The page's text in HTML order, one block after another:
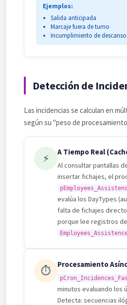
Ejemplos:
Salida anticipada
Marcaje fuera de turno
Incumplimiento de
Detección de
Las incidencias se calculan en
según su "peso de
⚡
A Tiempo Real
Al consultar pantallas
insertar fichajes, el
evalúa los DayTypes
falta de fichajes
porque lee registros de
⏱️
Procesamiento
minutos evaluando los
Detecta: secuencias